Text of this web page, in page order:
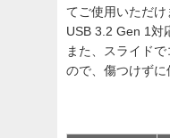
てご使用いただけ
USB 3.2 Gen 1対
また、スライド
ので、傷つけずに